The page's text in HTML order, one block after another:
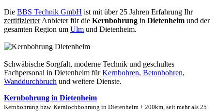
Die BBS Technik GmbH ist mit über 25 Jahren Erfahrung Ihr
zertifizierterAnbieter für die Kernbohrung in Dietenheim und der
gesamten Region um Ulm und Dietenheim.
Schwäbische Sorgfalt, moderne Technik und geschultes
Fachpersonal in Dietenheim fürKernbohren, Betonbohren,
Wanddurchbruch und weitere Dienste.
Kernbohrung in Dietenheim
Kernbohrung bzw. Kernlochbohrung in Dietenheim + 200km, seit mehr als 25